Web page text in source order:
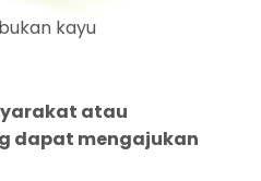
kayu
atau
dapat mengajukan